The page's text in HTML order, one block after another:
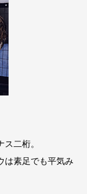
二桁。
は素足でも平気み